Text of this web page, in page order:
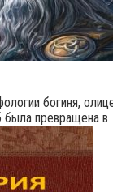
богиня,
была превращена в